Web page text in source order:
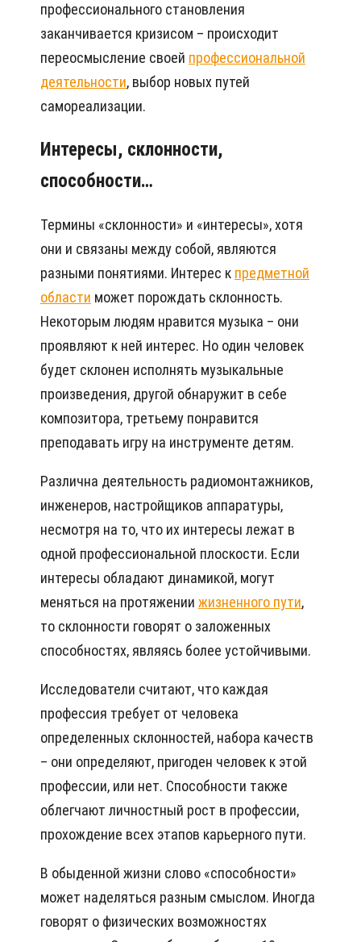
профессионального становления
заканчивается кризисом – происходит
переосмысление своей профессиональной
деятельности, выбор новых путей
самореализации.
Интересы, склонности,
способности…
Термины «склонности» и «интересы», хотя
они и связаны между собой, являются
разными понятиями. Интерес к предметной
области может порождать склонность.
Некоторым людям нравится музыка – они
проявляют к ней интерес. Но один человек
будет склонен исполнять музыкальные
произведения, другой обнаружит в себе
композитора, третьему понравится
преподавать игру на инструменте детям.
Различна деятельность радиомонтажников,
инженеров, настройщиков аппаратуры,
несмотря на то, что их интересы лежат в
одной профессиональной плоскости. Если
интересы обладают динамикой, могут
меняться на протяжении жизненного пути,
то склонности говорят о заложенных
способностях, являясь более устойчивыми.
Исследователи считают, что каждая
профессия требует от человека
определенных склонностей, набора качеств
– они определяют, пригоден человек к этой
профессии, или нет. Способности также
облегчают личностный рост в профессии,
прохождение всех этапов карьерного пути.
В обыденной жизни слово «способности»
может наделяться разным смыслом. Иногда
говорят о физических возможностях